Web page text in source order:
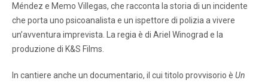
Méndez e Memo Villegas, che racconta la storia di un incidente
che porta uno psicoanalista e un ispettore di polizia a vivere
un’avventura imprevista. La regia è di Ariel Winograd e la
produzione di K&S Films.
In cantiere anche un documentario, il cui titolo provvisorio è Un